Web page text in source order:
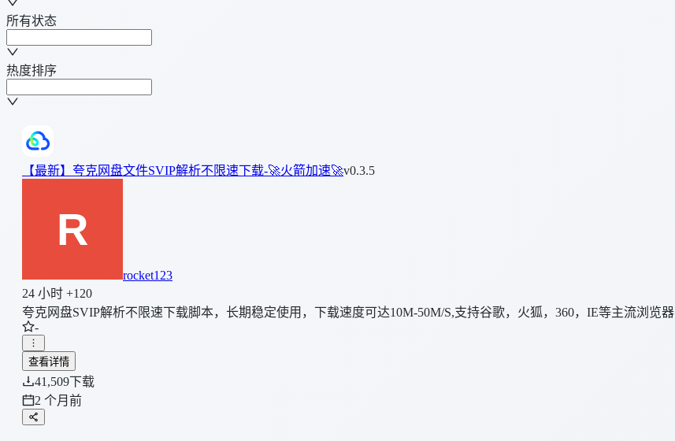
所有状态
热度排序
【最新】夸克网盘文件SVIP解析不限速下载-🚀火箭加速🚀v0.3.5
rocket123
24 小时 +120
夸克网盘SVIP解析不限速下载脚本，长期稳定使用，下载速度可达10M-50M/S,支持谷歌，火狐，360，IE等主流浏览器
-
查看详情
41,509下载
2 个月前